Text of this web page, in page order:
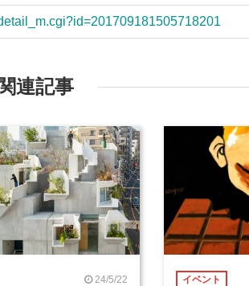
連記事
24/5/22 イベント